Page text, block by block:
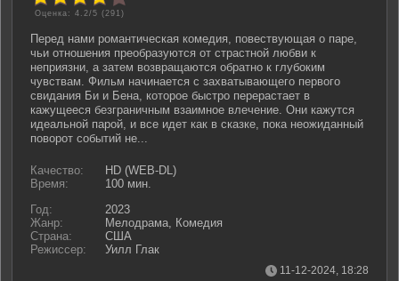
Оценка: 4.2/5 (291)
Перед нами романтическая комедия, повествующая о паре,
чьи отношения преобразуются от страстной любви к
неприязни, а затем возвращаются обратно к глубоким
чувствам. Фильм начинается с захватывающего первого
свидания Би и Бена, которое быстро перерастает в
кажущееся безграничным взаимное влечение. Они кажутся
идеальной парой, и все идет как в сказке, пока неожиданный
поворот событий не...
Качество:
HD (WEB-DL)
Время:
100 мин.
Год:
2023
Жанр:
Мелодрама, Комедия
Страна:
США
Режиссер:
Уилл Глак
11-12-2024, 18:28